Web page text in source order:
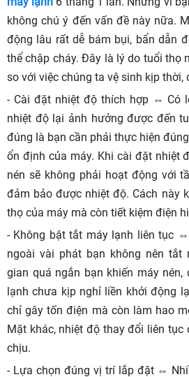
không chú ý đến vấn đề này nữa.
động lâu rất dễ bám bụi, bẩn dẫn
thể chập cháy. Đây là lý do tuổi thọ
so với việc chúng ta vệ sinh kịp thời,
- Cài đặt nhiệt độ thích hợp ⇔ Có
nhiệt độ lại ảnh hưởng được đến
đúng là bạn cần phải thực hiện
ổn định của máy. Khi cài đặt nhiệt
nén sẽ không phải hoạt động với
đảm bảo được nhiệt độ. Cách này
thọ của máy mà còn tiết kiệm điện
- Không bật tắt máy lạnh liên tục
ngoài vài phát bạn không nên tắt
gian quá ngắn bạn khiến máy
lạnh chưa kịp nghỉ liền khởi động
chỉ gây tốn điện mà còn làm hao
Mặt khác, nhiệt độ thay đổi liên tục
chịu.
- Lựa chọn đúng vị trí lắp đặt ⇔